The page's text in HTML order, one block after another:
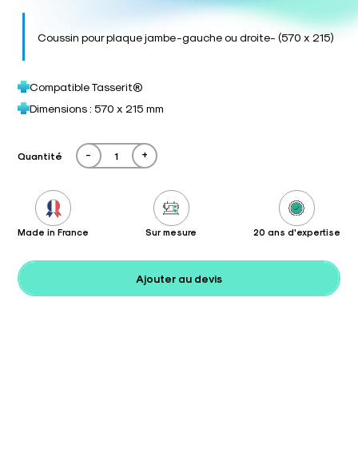
Coussin pour plaque jambe -gauche ou droite- (570 x 215)
Compatible Tasserit®
Dimensions : 570 x 215 mm
Quantité - +
Made in France Sur mesure 20 ans d'expertise
Ajouter au devis